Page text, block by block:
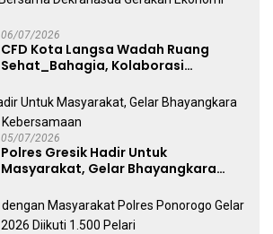
06/07/2026
CFD Kota Langsa Wadah Ruang
Sehat_Bahagia, Kolaborasi
Dekranasda Gerakan Ekonomi Lokal
05/07/2026
Polres Gresik Hadir Untuk
Masyarakat, Gelar Bhayangkara